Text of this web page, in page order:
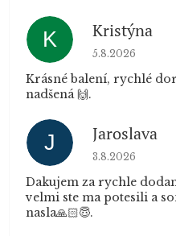
K Kristýna
Hodnocení
5.8.2026
Krásné balení, rychlé
nadšená 🙌.
J Jaroslava
Hodnocení
3.8.2026
Dakujem za rychle
velmi ste ma potesili a
nasla🙏🏻😇.